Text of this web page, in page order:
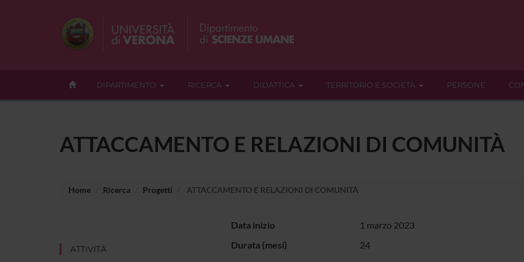
DIPARTIMENTO RICERCA DIDATTICA TERRITORIO E SOCIETÀ PERSONE
ATTACCAMENTO E RELAZIONI DI COMUNITÀ
Home Ricerca Progetti ATTACCAMENTO E RELAZIONI DI COMUNITÀ
ATTIVITÀ
Data inizio
1 marzo 2023
Durata (mesi)
24